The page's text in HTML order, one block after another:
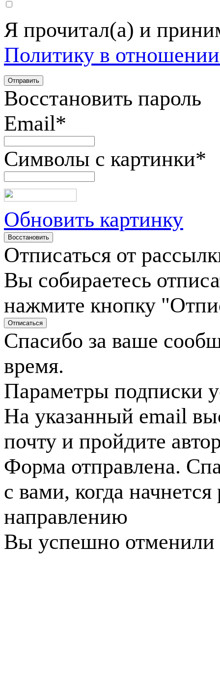
Я прочитал(а) и
Политику в
Восстановить пароль
Email*
Символы с картинки*
Обновить картинку
Отписаться от
Вы собираетесь
нажмите кнопку
Спасибо за ваше
время.
Параметры подписки
На указанный email
почту и пройдите
Форма отправлена.
с вами, когда
направлению
Вы успешно отменили